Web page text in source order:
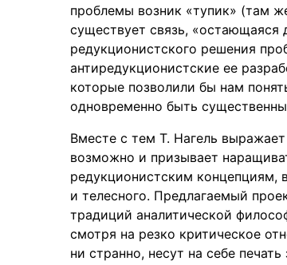
проблемы возник «тупик» (там
существует связь,
редукционистского решения
антиредукционистские ее
которые позволили бы нам
одновременно быть
Вместе с тем Т. Нагель
возможно и призывает
редукционистским концепциям,
и телесного. Предлагаемый
традиций аналитической
смотря на резко критическое
ни странно, несут на себе